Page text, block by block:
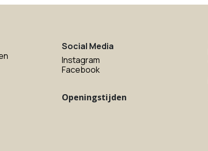
Social Media
Instagram
Facebook
Openingstijden